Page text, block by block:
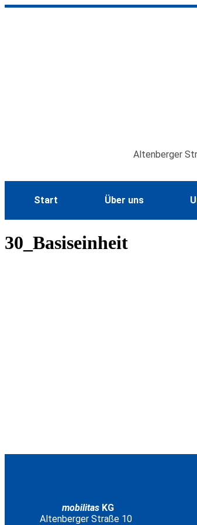
Inhalt
Altenberger
Start Über uns
30_Basiseinheit
mobilitas KG
Altenberger Straße 10